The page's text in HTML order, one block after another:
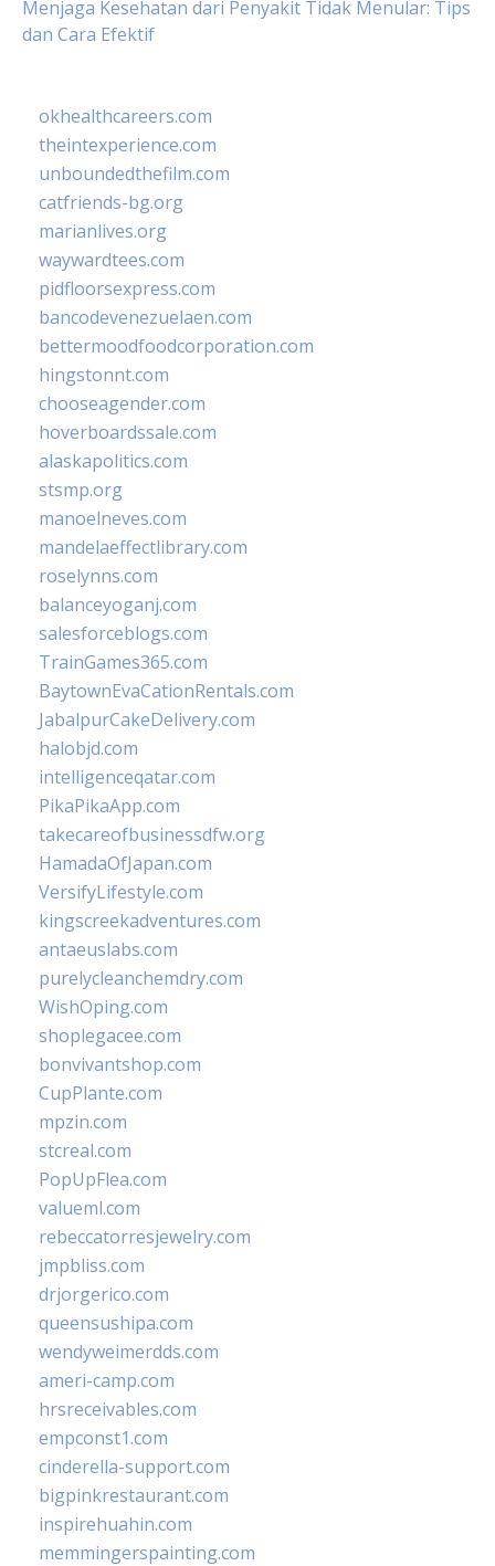
Menjaga Kesehatan dari Penyakit Tidak Menular: Tips
dan Cara Efektif
okhealthcareers.com
theintexperience.com
unboundedthefilm.com
catfriends-bg.org
marianlives.org
waywardtees.com
pidfloorsexpress.com
bancodevenezuelaen.com
bettermoodfoodcorporation.com
hingstonnt.com
chooseagender.com
hoverboardssale.com
alaskapolitics.com
stsmp.org
manoelneves.com
mandelaeffectlibrary.com
roselynns.com
balanceyoganj.com
salesforceblogs.com
TrainGames365.com
BaytownEvaCationRentals.com
JabalpurCakeDelivery.com
halobjd.com
intelligenceqatar.com
PikaPikaApp.com
takecareofbusinessdfw.org
HamadaOfJapan.com
VersifyLifestyle.com
kingscreekadventures.com
antaeuslabs.com
purelycleanchemdry.com
WishOping.com
shoplegacee.com
bonvivantshop.com
CupPlante.com
mpzin.com
stcreal.com
PopUpFlea.com
valueml.com
rebeccatorresjewelry.com
jmpbliss.com
drjorgerico.com
queensushipa.com
wendyweimerdds.com
ameri-camp.com
hrsreceivables.com
empconst1.com
cinderella-support.com
bigpinkrestaurant.com
inspirehuahin.com
memmingerspainting.com